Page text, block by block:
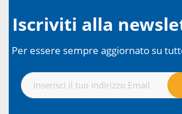
Iscriviti alla
Per essere sempre aggiornato su